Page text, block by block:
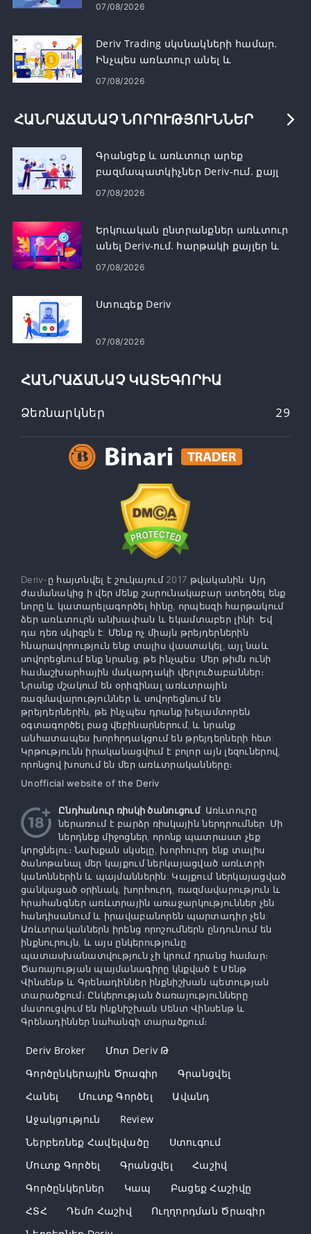
07/08/2026
Deriv Trading սկսնակների համար.
Ինչպես առևտուր անել և
կառավարել ռիսկը
07/08/2026
ՀԱՆՐԱՃԱՆԱՉ ՆՈՐՈՒԹՅՈՒՆՆԵՐ
Գրանցեք և առևտուր արեք
բազմապատկիչներ Deriv-ում. քայլ
առ քայլ
07/08/2026
Երկուական ընտրանքներ առևտուր
անել Deriv-ում. հարթակի քայլեր և
պատվերի տեսակներ
07/08/2026
Ստուգեք Deriv
07/08/2026
ՀԱՆՐԱՃԱՆԱՉ ԿԱՏԵԳՈՐԻԱ
Ձեռնարկներ 29
Deriv-ը հայտնվել է շուկայում 2017 թվականին: Այդ
ժամանակից ի վեր մենք շարունակաբար ստեղծել ենք
նորը և կատարելագործել հինը, որպեսզի հարթակում
ձեր առևտուրն անխափան և եկամտաբեր լինի: Եվ
դա դեռ սկիզբն է: Մենք ոչ միայն թրեյդերներին
հնարավորություն ենք տալիս վաստակել, այլ նաև
սովորեցնում ենք նրանց, թե ինչպես: Մեր թիմն ունի
համաշխարհային մակարդակի վերլուծաբաններ։
Նրանք մշակում են օրիգինալ առևտրային
ռազմավարություններ և սովորեցնում են
թրեյդերներին, թե ինչպես դրանք խելամտորեն
օգտագործել բաց վեբինարներում, և նրանք
անհատապես խորհրդակցում են թրեյդերների հետ:
Կրթությունն իրականացվում է բոլոր այն լեզուներով,
որոնցով խոսում են մեր առևտրականները։
Unofficial website of the Deriv
Ընդհանուր ռիսկի ծանուցում: Առևտուրը
ներառում է բարձր ռիսկային ներդրումներ: Մի
ներդնեք միջոցներ, որոնք պատրաստ չեք
կորցնելու։ Նախքան սկսելը, խորհուրդ ենք տալիս
ծանոթանալ մեր կայքում ներկայացված առևտրի
կանոններին և պայմաններին: Կայքում ներկայացված
ցանկացած օրինակ, խորհուրդ, ռազմավարություն և
հրահանգներ առևտրային առաջարկություններ չեն
հանդիսանում և իրավաբանորեն պարտադիր չեն:
Առևտրականներն իրենց որոշումներն ընդունում են
ինքնուրույն, և այս ընկերությունը
պատասխանատվություն չի կրում դրանց համար։
Ծառայության պայմանագիրը կնքված է Սենթ
Վինսենթ և Գրենադիններ ինքնիշխան պետության
տարածքում։ Ընկերության ծառայությունները
մատուցվում են ինքնիշխան Սենտ Վինսենթ և
Գրենադիններ նահանգի տարածքում։
Deriv Broker
Մոտ Deriv Թ
Գործընկերային Ծրագիր
Գրանցվել
Հանել
Մուտք Գործել
Ավանդ
Աջակցություն
Review
Ներբեռնեք Հավելվածը
Ստուգում
Մուտք Գործել
Գրանցվել
Հաշիվ
Գործընկերներ
Կապ
Բացեք Հաշիվը
ՀՏՀ
Դեմո Հաշիվ
Ուղղորդման Ծրագիր